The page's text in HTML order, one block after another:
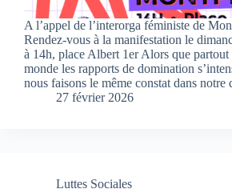
A l’appel de l’interorga féministe de
Rendez-vous à la manifestation le
à 14h, place Albert 1er Alors que partout
monde les rapports de domination
nous faisons le même constat dans
27 février 2026
Luttes Sociales